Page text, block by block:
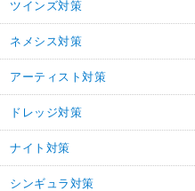
ツインズ対策
ネメシス対策
アーティスト対策
ドレッジ対策
ナイト対策
シンギュラ対策